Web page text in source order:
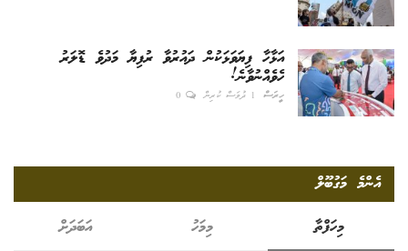
އަޅާހާ ފިޔަވަޅަކުން ދައުރުވާ ރުފިޔާ މަދުވެ ޑޮލަރު
ހެވެއްނުވާނެ!
ހީރަސް 1 ދުވަސް ކުރިން 0
އެންމެ މަގުބޫލް
މިހަފްތާ
މިމަހު އަބަދަށް